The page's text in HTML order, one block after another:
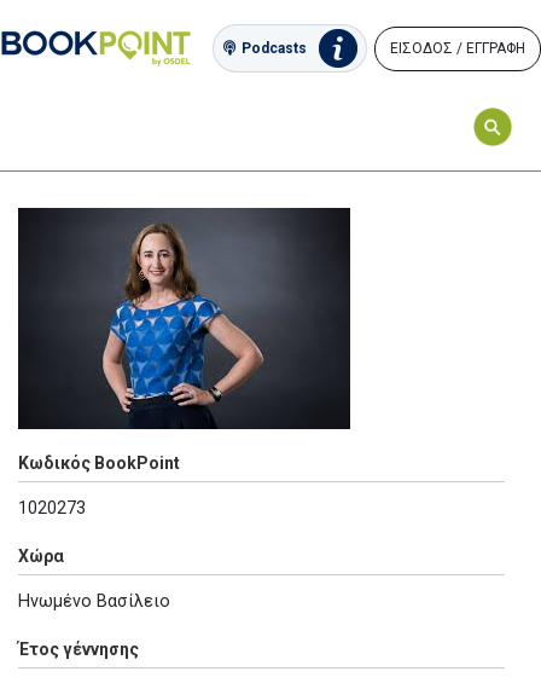
Podcasts ΕΙΣΟΔΟΣ / ΕΓΓΡΑΦΗ
Κωδικός BookPoint
1020273
Χώρα
Ηνωμένο Βασίλειο
Έτος γέννησης